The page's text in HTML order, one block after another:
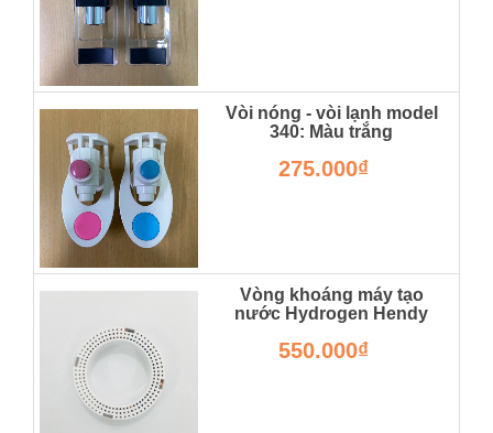
Vòi nóng - vòi lạnh model
340: Màu trắng
275.000₫
Vòng khoáng máy tạo
nước Hydrogen Hendy
550.000₫